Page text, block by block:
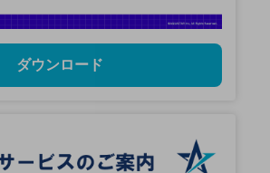
ダウンロード